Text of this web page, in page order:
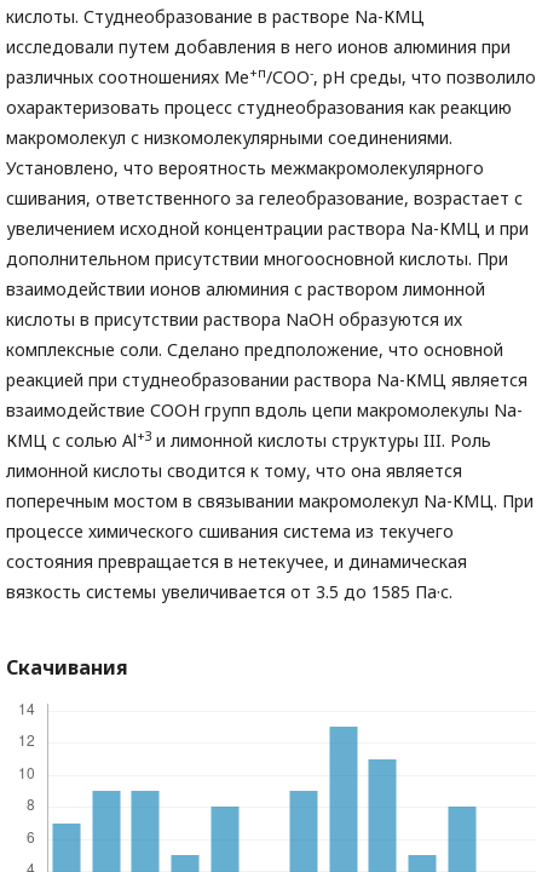
кислоты. Студнеобразование в растворе Na-КМЦ
исследовали путем добавления в него ионов алюминия при
различных соотношениях Ме+п/СОО-, рН среды, что позволило
охарактеризовать процесс студнеобразования как реакцию
макромолекул с низкомолекулярными соединениями.
Установлено, что вероятность межмакромолекулярного
сшивания, ответственного за гелеобразование, возрастает с
увеличением исходной концентрации раствора Na-КМЦ и при
дополнительном присутствии многоосновной кислоты. При
взаимодействии ионов алюминия с раствором лимонной
кислоты в присутствии раствора NаОН образуются их
комплексные соли. Сделано предположение, что основной
реакцией при студнеобразовании раствора Na-КМЦ является
взаимодействие СООН групп вдоль цепи макромолекулы Na-
КМЦ с солью Al+3 и лимонной кислоты структуры III. Роль
лимонной кислоты сводится к тому, что она является
поперечным мостом в связывании макромолекул Na-КМЦ. При
процессе химического сшивания система из текучего
состояния превращается в нетекучее, и динамическая
вязкость системы увеличивается от 3.5 до 1585 Па·с.
Скачивания